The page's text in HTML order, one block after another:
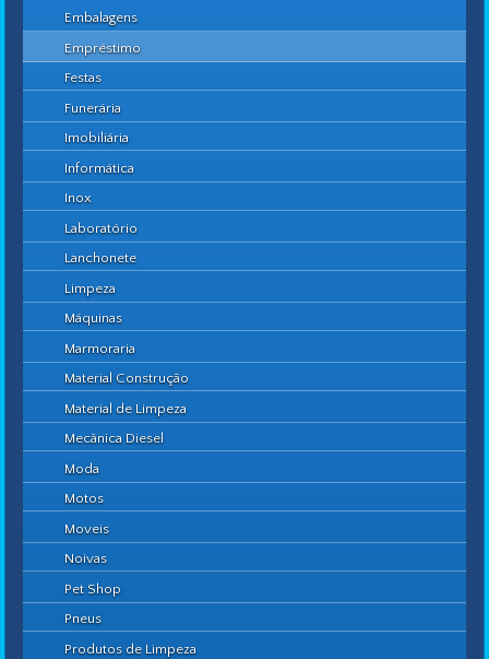
Embalagens
Empréstimo
Festas
Funerária
Imobiliária
Informática
Inox
Laboratório
Lanchonete
Limpeza
Máquinas
Marmoraria
Material Construção
Material de Limpeza
Mecânica Diesel
Moda
Motos
Moveis
Noivas
Pet Shop
Pneus
Produtos de Limpeza